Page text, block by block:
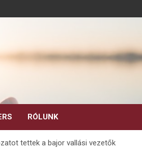
RÓLUNK
tettek a bajor vallási vezetők